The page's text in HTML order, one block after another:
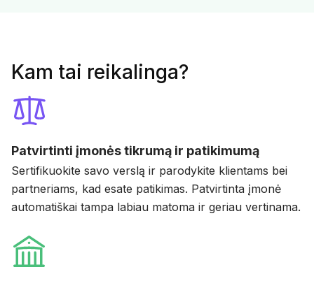
Kam tai reikalinga?
Patvirtinti įmonės tikrumą ir patikimumą
Sertifikuokite savo verslą ir parodykite klientams bei
partneriams, kad esate patikimas. Patvirtinta įmonė
automatiškai tampa labiau matoma ir geriau vertinama.